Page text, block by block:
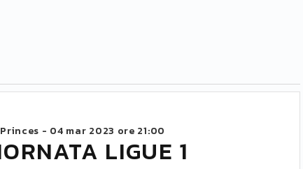
- 04 mar 2023 ore 21:00
LIGUE 1